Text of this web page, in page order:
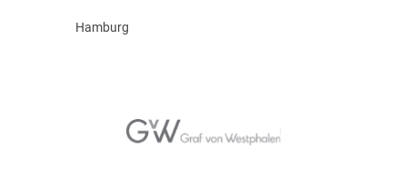
Hamburg